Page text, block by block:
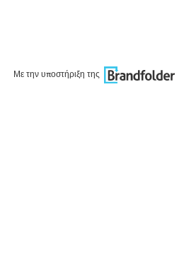
Με την υποστήριξη της